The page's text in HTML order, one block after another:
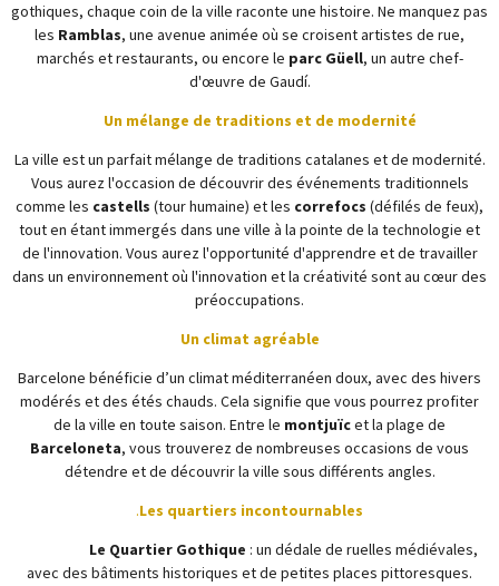
gothiques, chaque coin de la ville raconte une histoire. Ne manquez pas
les Ramblas, une avenue animée où se croisent artistes de rue,
marchés et restaurants, ou encore le parc Güell, un autre chef-
d'œuvre de Gaudí.
Un mélange de traditions et de modernité
La ville est un parfait mélange de traditions catalanes et de modernité.
Vous aurez l'occasion de découvrir des événements traditionnels
comme les castells (tour humaine) et les correfocs (défilés de feux),
tout en étant immergés dans une ville à la pointe de la technologie et
de l'innovation. Vous aurez l'opportunité d'apprendre et de travailler
dans un environnement où l'innovation et la créativité sont au cœur des
préoccupations.
Un climat agréable
Barcelone bénéficie d’un climat méditerranéen doux, avec des hivers
modérés et des étés chauds. Cela signifie que vous pourrez profiter
de la ville en toute saison. Entre le montjuïcet la plage de
Barceloneta, vous trouverez de nombreuses occasions de vous
détendre et de découvrir la ville sous différents angles.
.Les quartiers incontournables
Le Quartier Gothique : un dédale de ruelles médiévales,
avec des bâtiments historiques et de petites places pittoresques.